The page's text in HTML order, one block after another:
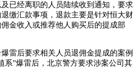
已经离职的人员陆续收到通知，要求
缴汇款事项，退款主要是针对恒大财
金收入或推荐他人购买后的提成部
后要求相关人员退佣金提成的案例
系”爆雷后，北京警方要求涉案公司其